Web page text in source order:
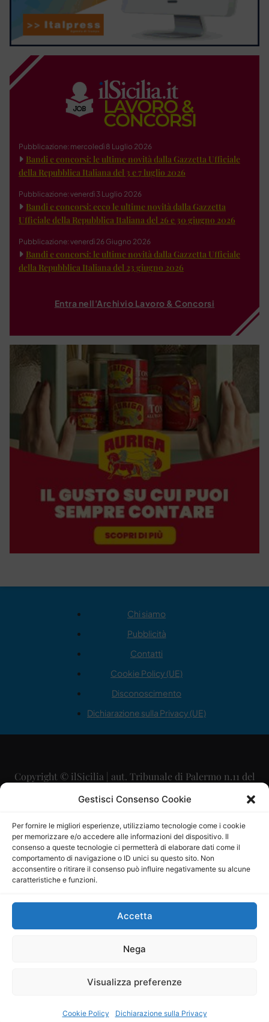
Gestisci Consenso Cookie
Per fornire le migliori esperienze, utilizziamo tecnologie come i cookie
per memorizzare e/o accedere alle informazioni del dispositivo. Il
consenso a queste tecnologie ci permetterà di elaborare dati come il
comportamento di navigazione o ID unici su questo sito. Non
acconsentire o ritirare il consenso può influire negativamente su alcune
caratteristiche e funzioni.
Accetta
Nega
Visualizza preferenze
Cookie Policy Dichiarazione sulla Privacy
Pubblicazione: mercoledì 8 Luglio 2026
Bandi e concorsi: le ultime novità dalla Gazzetta Ufficiale
della Repubblica Italiana del 3 e 7 luglio 2026
Pubblicazione: venerdì 3 Luglio 2026
Bandi e concorsi: ecco le ultime novità dalla Gazzetta
Ufficiale della Repubblica Italiana del 26 e 30 giugno 2026
Pubblicazione: venerdì 26 Giugno 2026
Bandi e concorsi: le ultime novità dalla Gazzetta Ufficiale
della Repubblica Italiana del 23 giugno 2026
Entra nell'Archivio Lavoro & Concorsi
Chi siamo
Pubblicità
Contatti
Cookie Policy (UE)
Disconoscimento
Dichiarazione sulla Privacy (UE)
Copyright © ilSicilia | aut. Tribunale di Palermo n.11 del
29/09/2015
Direttore Editoriale: Maurizio Scaglione
Direttore Responsabile: Maria Calabrese
P.IVA: 06334930820
Mercurio Comunicazione Società Cooperativa a r.l. è
iscritta al Registro degli Operatori di Comunicazione al
Sito gestito daLa Digitale srl–info@ladigitale.it